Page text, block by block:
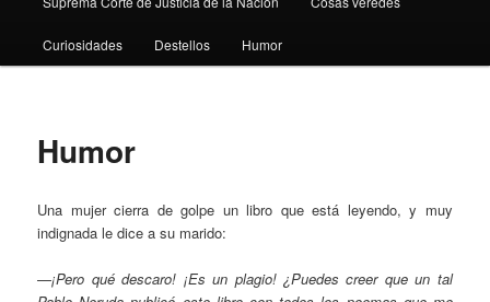
Curiosidades Destellos Humor
Humor
Una mujer cierra de golpe un libro que está leyendo, y muy
indignada le dice a su marido:
—¡Pero qué descaro! ¡Es un plagio! ¿Puedes creer que un tal